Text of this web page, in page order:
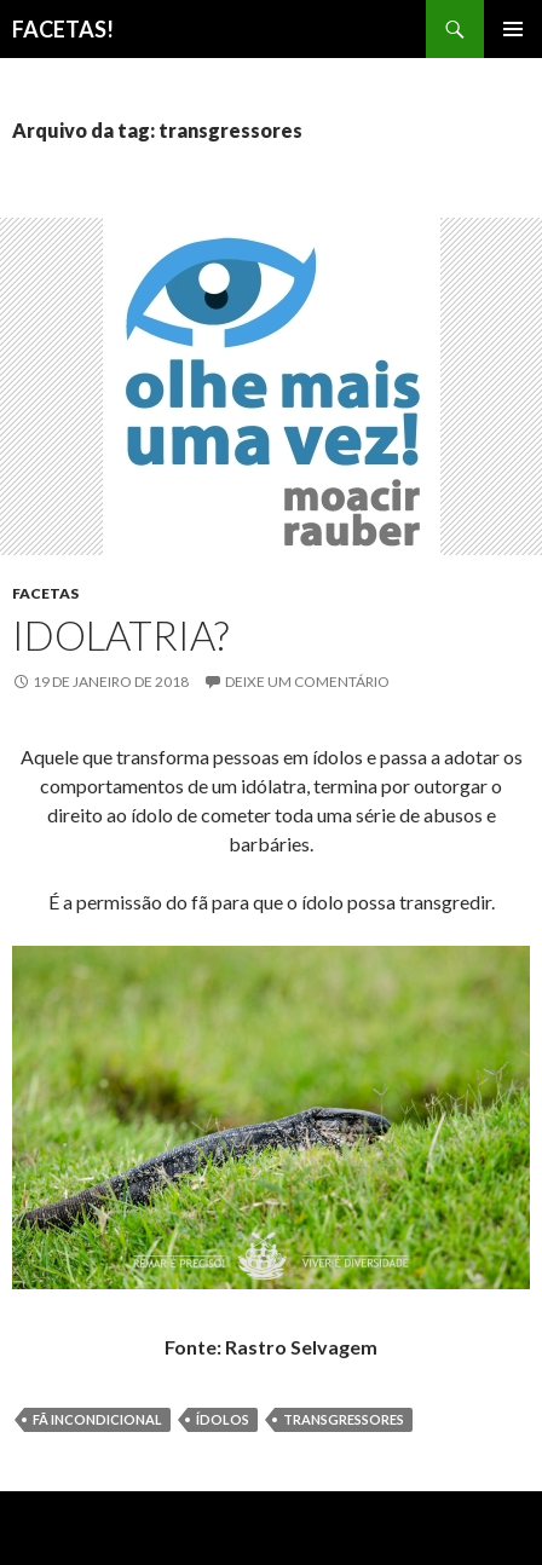
FACETAS!
CONTEÚDO
Arquivo da tag: transgressores
FACETAS
IDOLATRIA?
19 DE JANEIRO DE 2018 DEIXE UM COMENTÁRIO
Aquele que transforma pessoas em ídolos e passa a adotar os
comportamentos de um idólatra, termina por outorgar o
direito ao ídolo de cometer toda uma série de abusos e
barbáries.
É a permissão do fã para que o ídolo possa transgredir.
Fonte: Rastro Selvagem
FÃ INCONDICIONAL ÍDOLOS TRANSGRESSORES